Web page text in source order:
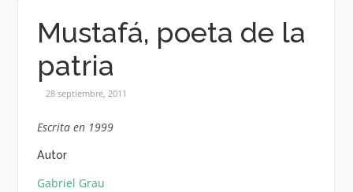
Mustafá, poeta de la
patria
28 septiembre, 2011
Escrita en 1999
Autor
Gabriel Grau